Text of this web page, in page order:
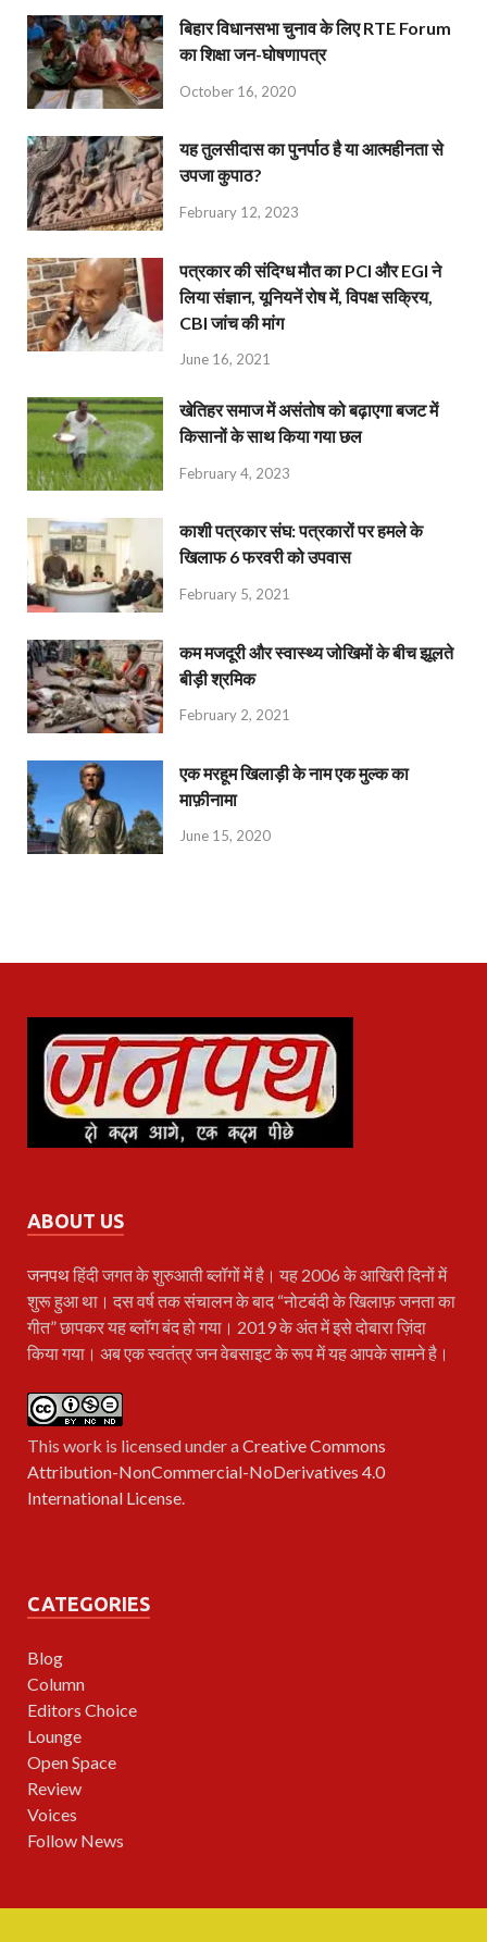
बिहार विधानसभा चुनाव के लिए RTE Forum
का शिक्षा जन-घोषणापत्र
October 16, 2020
यह तुलसीदास का पुनर्पाठ है या आत्महीनता से
उपजा कुपाठ?
February 12, 2023
पत्रकार की संदिग्ध मौत का PCI और EGI ने
लिया संज्ञान, यूनियनें रोष में, विपक्ष सक्रिय,
CBI जांच की मांग
June 16, 2021
खेतिहर समाज में असंतोष को बढ़ाएगा बजट में
किसानों के साथ किया गया छल
February 4, 2023
काशी पत्रकार संघ: पत्रकारों पर हमले के
खिलाफ 6 फरवरी को उपवास
February 5, 2021
कम मजदूरी और स्वास्थ्य जोखिमों के बीच झूलते
बीड़ी श्रमिक
February 2, 2021
एक मरहूम खिलाड़ी के नाम एक मुल्क का
माफ़ीनामा
June 15, 2020
ABOUT US
जनपथहिंदी जगत के शुरुआती ब्लॉगों में है। यह 2006 के आखिरी दिनों में
शुरू हुआ था। दस वर्ष तक संचालन के बाद “नोटबंदी के खिलाफ़ जनता का
गीत” छापकर यह ब्लॉग बंद हो गया। 2019 के अंत में इसे दोबारा ज़िंदा
किया गया। अब एक स्वतंत्र जन वेबसाइट के रूप में यह आपके सामने है।
This work is licensed under aCreative Commons
Attribution-NonCommercial-NoDerivatives 4.0
International License
CATEGORIES
Blog
Column
Editors Choice
Lounge
Open Space
Review
Voices
Follow News